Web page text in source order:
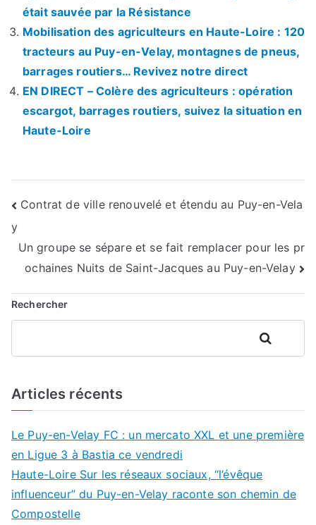
était sauvée par la Résistance
Mobilisation des agriculteurs en Haute-Loire : 120
tracteurs au Puy-en-Velay, montagnes de pneus,
barrages routiers… Revivez notre direct
EN DIRECT – Colère des agriculteurs : opération
escargot, barrages routiers, suivez la situation en
Haute-Loire
Navigation
de
l’article
Contrat de ville renouvelé et étendu au Puy-en-Vela
y
Un groupe se sépare et se fait remplacer pour les pr
ochaines Nuits de Saint-Jacques au Puy-en-Velay
Rechercher
Rechercher
Articles récents
Le Puy-en-Velay FC : un mercato XXL et une première
en Ligue 3 à Bastia ce vendredi
Haute-Loire Sur les réseaux sociaux, “l’évêque
influenceur” du Puy-en-Velay raconte son chemin de
Compostelle